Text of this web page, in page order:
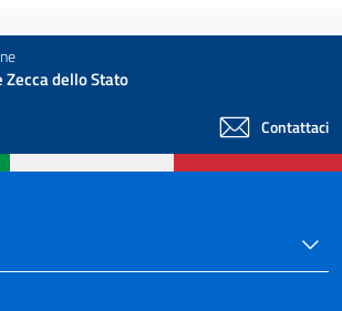
dello Stato
Contattaci